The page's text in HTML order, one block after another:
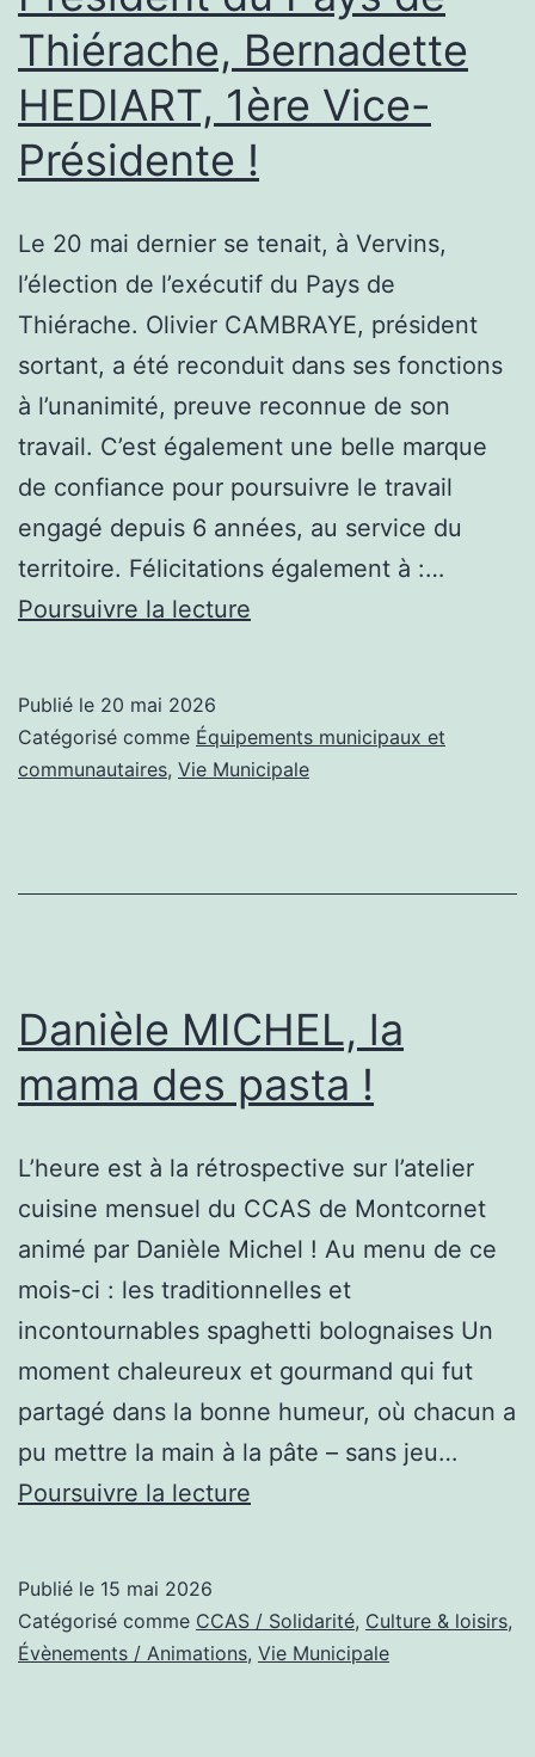
!
Thiérache, Bernadette
HEDIART, 1ère Vice-
Présidente !
Le 20 mai dernier se tenait, à Vervins,
l’élection de l’exécutif du Pays de
Thiérache. Olivier CAMBRAYE, président
sortant, a été reconduit dans ses fonctions
à l’unanimité, preuve reconnue de son
travail. C’est également une belle marque
de confiance pour poursuivre le travail
engagé depuis 6 années, au service du
territoire. Félicitations également à :…
Poursuivre la lecture
Président
du
Thiérache,
1ère
Vice-
Présidente
Publié le 20 mai 2026
Catégorisé comme Équipements municipaux et
communautaires, Vie Municipale
Danièle MICHEL, la
mama des pasta !
L’heure est à la rétrospective sur l’atelier
cuisine mensuel du CCAS de Montcornet
animé par Danièle Michel ! Au menu de ce
mois-ci : les traditionnelles et
incontournables spaghetti bolognaises Un
moment chaleureux et gourmand qui fut
partagé dans la bonne humeur, où chacun a
pu mettre la main à la pâte – sans jeu…
Poursuivre la lecture
mama
des
Publié le 15 mai 2026
Catégorisé comme CCAS / Solidarité, Culture & loisirs,
Évènements / Animations, Vie Municipale